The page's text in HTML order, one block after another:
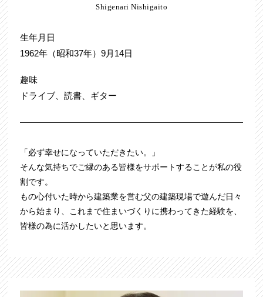
Shigenari Nishigaito
生年月日
1962年（昭和37年）9月14日
趣味
ドライブ、読書、ギター
「必ず幸せになっていただきたい。」
そんな気持ちでご縁のある皆様をサポートすることが私の役
割です。
もの心付いた時から建築業を営む父の建築現場で遊んだ日々
から始まり、 これまで住まいづくりに携わってきた経験を、
皆様の為に活かしたいと思います。